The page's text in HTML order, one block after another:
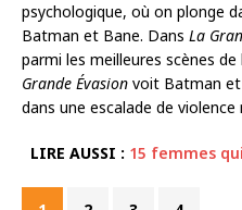
psychologique, où on plonge
Batman et Bane. Dans La
parmi les meilleures scènes
Grande Évasion voit Batman
dans une escalade de
LIRE AUSSI : 15 femmes